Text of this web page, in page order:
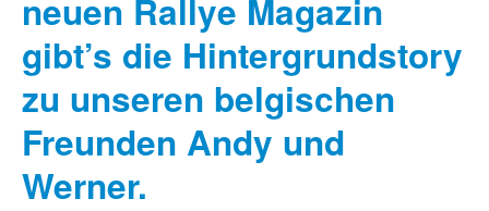
neuen Rallye Magazin
gibt’s die Hintergrundstory
zu unseren belgischen
Freunden Andy und
Werner.